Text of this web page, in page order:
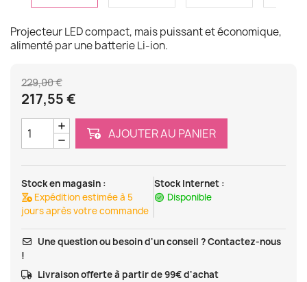
Projecteur LED compact, mais puissant et économique,
alimenté par une batterie Li-ion.
229,00 €
217,55 €
AJOUTER AU PANIER
Stock en magasin :
Expédition estimée à 5
jours après votre commande
Stock Internet :
Disponible
Une question ou besoin d'un conseil ? Contactez-nous
!
Livraison offerte à partir de 99€ d'achat